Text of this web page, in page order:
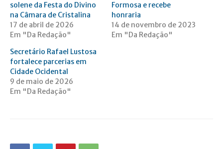
solene da Festa do Divino
na Câmara de Cristalina
17 de abril de 2026
Em "Da Redação"
Formosa e recebe
honraria
14 de novembro de 2023
Em "Da Redação"
Secretário Rafael Lustosa
fortalece parcerias em
Cidade Ocidental
9 de maio de 2026
Em "Da Redação"